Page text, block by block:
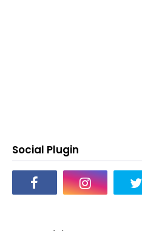
Social Plugin